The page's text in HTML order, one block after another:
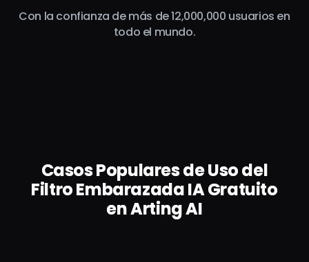
Con la confianza de más de 12,000,000 usuarios en
todo el mundo.
Casos Populares de Uso del
Filtro Embarazada IA Gratuito
en Arting AI